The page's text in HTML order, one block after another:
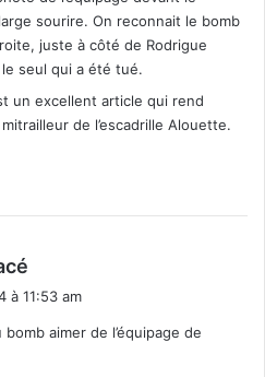
sourire. On reconnait le bomb
juste à côté de Rodrigue
seul qui a été tué.
un excellent article qui rend
de l’escadrille Alouette.
à 11:53 am
aimer de l’équipage de